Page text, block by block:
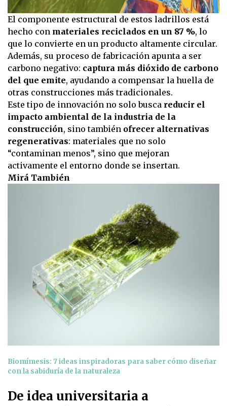
El componente estructural de estos ladrillos está
hecho con materiales reciclados en un 87 %, lo
que lo convierte en un producto altamente circular.
Además, su proceso de fabricación apunta a ser
carbono negativo: captura más dióxido de carbono
del que emite, ayudando a compensar la huella de
otras construcciones más tradicionales.
Este tipo de innovación no solo busca reducir el
impacto ambiental de la industria de la
construcción, sino también ofrecer alternativas
regenerativas: materiales que no solo
“contaminan menos”, sino que mejoran
activamente el entorno donde se insertan.
Mirá También
Biomímesis: 7 ideas inspiradoras para saber cómo diseñar
con la sabiduría de la naturaleza
De idea universitaria a